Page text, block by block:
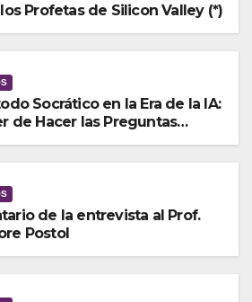
Profetas de Silicon Valley (*)
Socrático en la Era de la IA:
de Hacer las Preguntas
de la entrevista al Prof.
Postol